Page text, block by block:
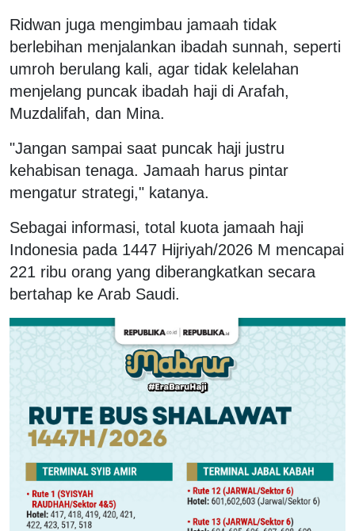
Ridwan juga mengimbau jamaah tidak
berlebihan menjalankan ibadah sunnah, seperti
umroh berulang kali, agar tidak kelelahan
menjelang puncak ibadah haji di Arafah,
Muzdalifah, dan Mina.
"Jangan sampai saat puncak haji justru
kehabisan tenaga. Jamaah harus pintar
mengatur strategi," katanya.
Sebagai informasi, total kuota jamaah haji
Indonesia pada 1447 Hijriyah/2026 M mencapai
221 ribu orang yang diberangkatkan secara
bertahap ke Arab Saudi.